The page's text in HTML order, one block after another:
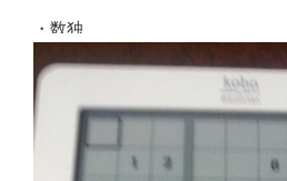
・数独